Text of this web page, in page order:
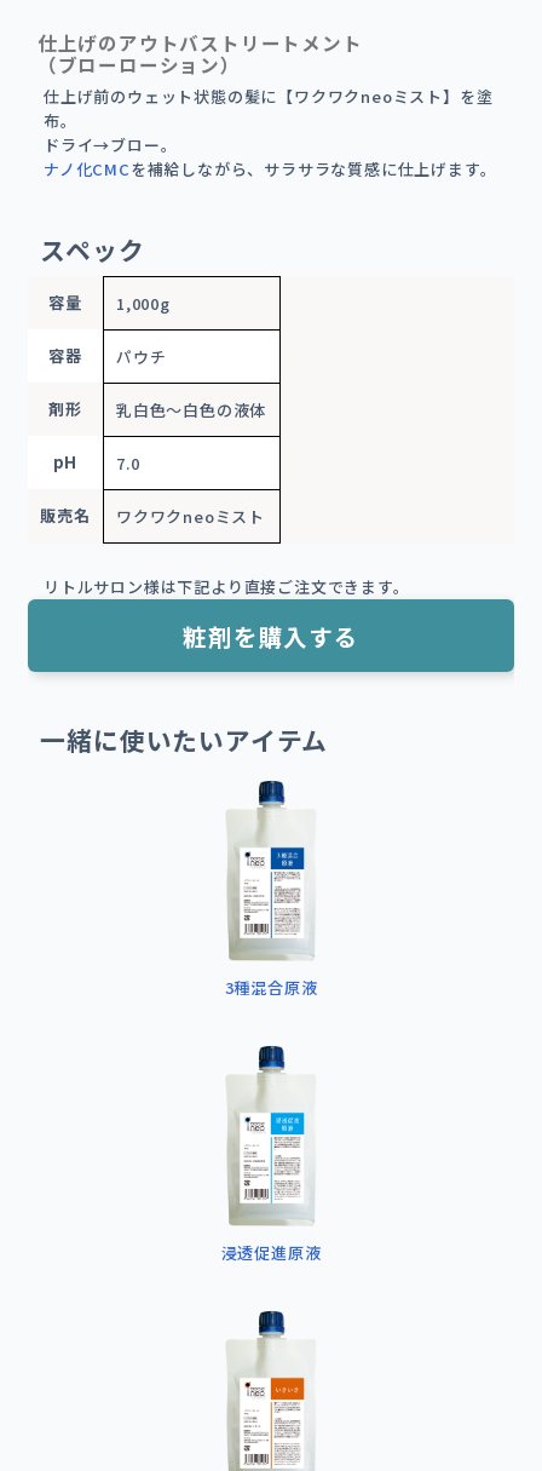
仕上げのアウトバストリートメント
（ブローローション）
仕上げ前のウェット状態の髪に【ワクワクneoミスト】を塗
布。
ドライ→ブロー。
ナノ化CMCを補給しながら、サラサラな質感に仕上げます。
スペック
容量 1,000g
容器 パウチ
剤形 乳白色～白色の液体
pH 7.0
販売名 ワクワクneoミスト
リトルサロン様は下記より直接ご注文できます。
粧剤を購入する
一緒に使いたいアイテム
3種混合原液
浸透促進原液